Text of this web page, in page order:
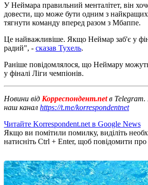
У Неймара правильний менталітет, він
довести, що може бути одним з найкращих
тягнути команду вперед разом з Мбаппе.
Це найважливіше. Якщо Неймар заб'є у
радий", - сказав Тухель.
Раніше повідомлялося, що Неймару
у фіналі Ліги чемпіонів.
Новини від Корреспондент.netв Telegram.
наш канал https://t.me/korrespondentnet
Читайте Korrespondent.net в Google News
Якщо ви помітили помилку, виділіть
натисніть Ctrl + Enter, щоб повідомити